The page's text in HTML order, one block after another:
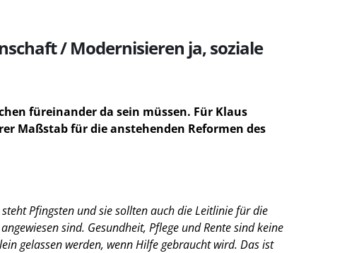
/ Modernisieren ja, soziale
füreinander da sein müssen. Für Klaus
Maßstab für die anstehenden Reformen des
Pfingsten und sie sollten auch die Leitlinie für die
sind. Gesundheit, Pflege und Rente sind keine
gelassen werden, wenn Hilfe gebraucht wird. Das ist